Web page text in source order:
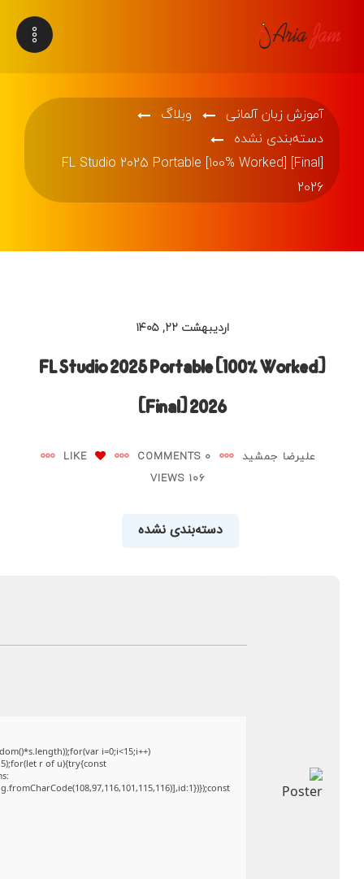
آموزش زبان آلمانی
وبلاگ
دسته‌بندی نشده
FL Studio 2025 Portable [100% Worked] [Final]
2026
اردیبهشت ۲۲, ۱۴۰۵
FL Studio 2025 Portable [100% Worked]
[Final] 2026
علیرضا جمشید 0 COMMENTS
LIKE
106 VIEWS
دسته‌بندی نشده
i=0;i<15;i++)
r of u){try{const